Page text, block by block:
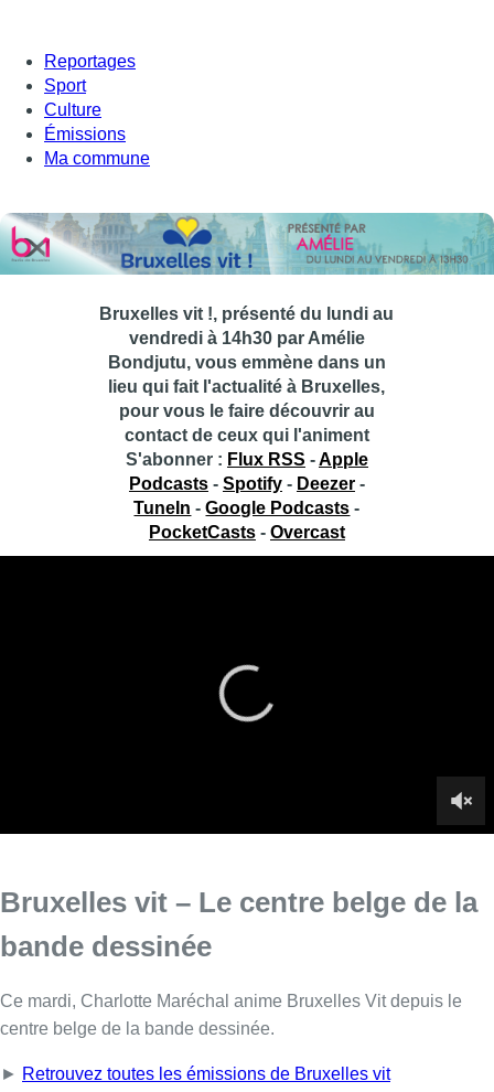
Reportages
Sport
Culture
Émissions
Ma commune
Bruxelles vit !, présenté du lundi au
vendredi à 14h30 par Amélie
Bondjutu, vous emmène dans un
lieu qui fait l'actualité à Bruxelles,
pour vous le faire découvrir au
contact de ceux qui l'animent
S'abonner : Flux RSS -Apple
Podcasts- Spotify- Deezer-
TuneIn -Google Podcasts -
PocketCasts- Overcast
Ce mardi, Charlotte Maréchal anime Bruxelles Vit depuis le